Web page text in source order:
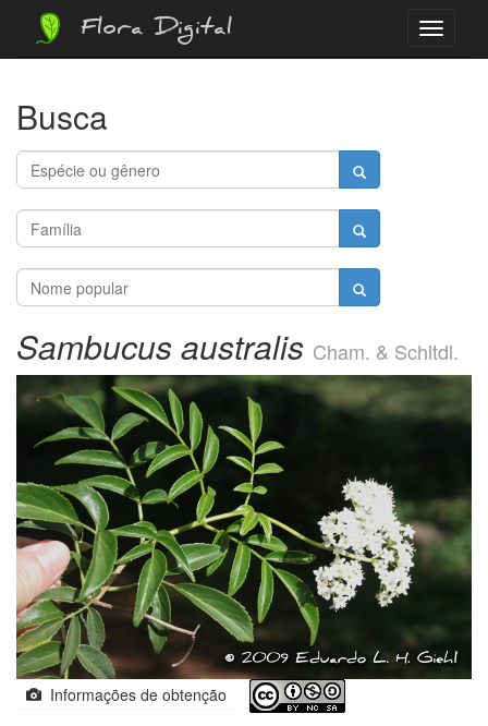
Menu
Flora Digital
Busca
Sambucus australis Cham. & Schltdl.
Informações de obtenção